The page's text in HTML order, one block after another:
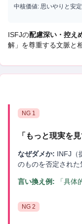
中核価値: 思いやりと安定
ISFJの配慮深い・控え
解 」を尊重する文脈と
NG 1
「 もっと現実を
なぜダメか: INFJ（
のものを否定された
言い換え例: 「具
NG 2